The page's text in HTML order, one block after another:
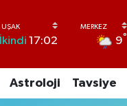
İkindi 17:02 9°
Astroloji Tavsiye